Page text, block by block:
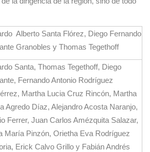
Alberto Santa Flórez, Diego Fernando
Granobles y Thomas Tegethoff​
Santa, Thomas Tegethoff, Diego
Fernando Antonio Rodríguez
Martha Lucia Cruz Rincón, Martha
Agredo Díaz, Alejandro Acosta Naranjo,
Ferrer, Juan Carlos Amézquita Salazar,
María Pinzón, Orietha Eva Rodríguez
Erick Calvo Grillo y Fabián Andrés